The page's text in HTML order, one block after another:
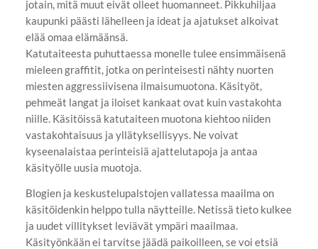
jotain, mitä muut eivät olleet huomanneet. Pikkuhiljaa
kaupunki päästi lähelleen ja ideat ja ajatukset alkoivat
elää omaa elämäänsä.
Katutaiteesta puhuttaessa monelle tulee ensimmäisenä
mieleen graffitit, jotka on perinteisesti nähty nuorten
miesten aggressiivisena ilmaisumuotona. Käsityöt,
pehmeät langat ja iloiset kankaat ovat kuin vastakohta
niille. Käsitöissä katutaiteen muotona kiehtoo niiden
vastakohtaisuus ja yllätyksellisyys. Ne voivat
kyseenalaistaa perinteisiä ajattelutapoja ja antaa
käsityölle uusia muotoja.
Blogien ja keskustelupalstojen vallatessa maailma on
käsitöidenkin helppo tulla näytteille. Netissä tieto kulkee
ja uudet villitykset leviävät ympäri maailmaa.
Käsityönkään ei tarvitse jäädä paikoilleen, se voi etsiä